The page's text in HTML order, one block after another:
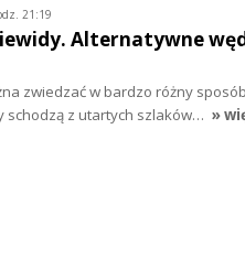
21:19
Alternatywne
zwiedzać w bardzo różny
schodzą z utartych szlaków… »